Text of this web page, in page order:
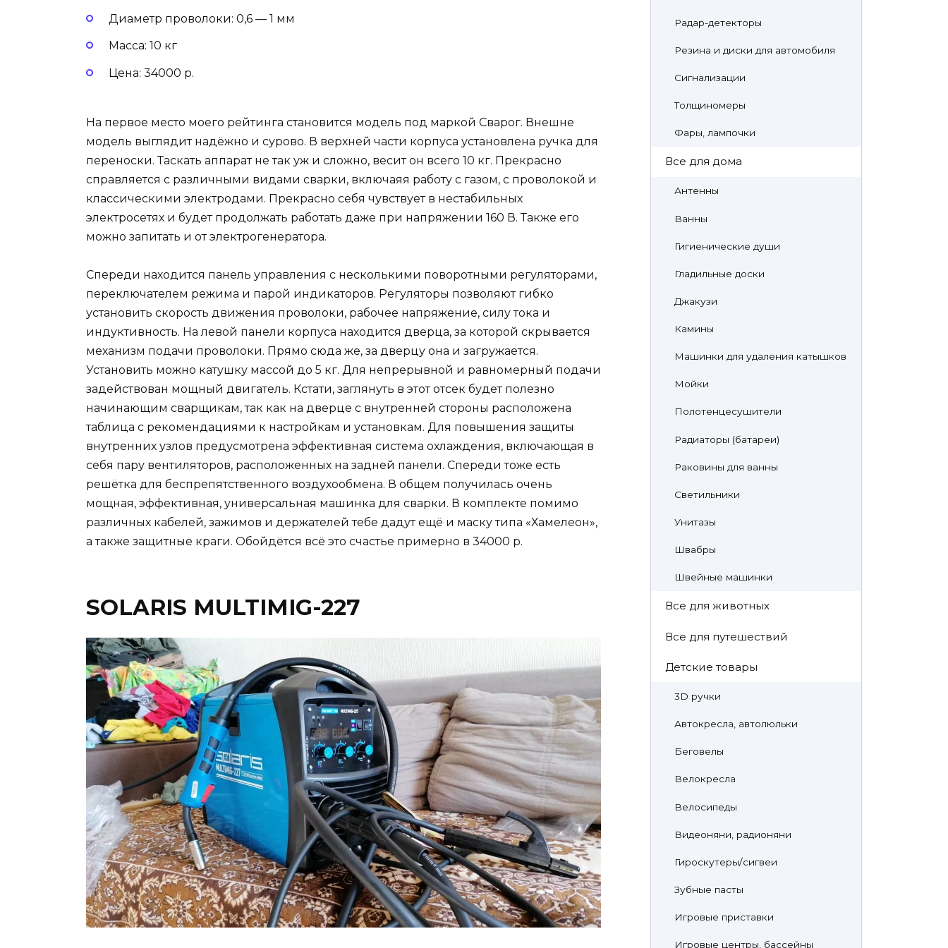
Диаметр проволоки: 0,6 — 1 мм
Масса: 10 кг
Цена: 34000 р.
На первое место моего рейтинга становится модель под маркой Сварог. Внешне
модель выглядит надёжно и сурово. В верхней части корпуса установлена ручка для
переноски. Таскать аппарат не так уж и сложно, весит он всего 10 кг. Прекрасно
справляется с различными видами сварки, включаяя работу с газом, с проволокой и
классическими электродами. Прекрасно себя чувствует в нестабильных
электросетях и будет продолжать работать даже при напряжении 160 В. Также его
можно запитать и от электрогенератора.
Спереди находится панель управления с несколькими поворотными регуляторами,
переключателем режима и парой индикаторов. Регуляторы позволяют гибко
установить скорость движения проволоки, рабочее напряжение, силу тока и
индуктивность. На левой панели корпуса находится дверца, за которой скрывается
механизм подачи проволоки. Прямо сюда же, за дверцу она и загружается.
Установить можно катушку массой до 5 кг. Для непрерывной и равномерный подачи
задействован мощный двигатель. Кстати, заглянуть в этот отсек будет полезно
начинающим сварщикам, так как на дверце с внутренней стороны расположена
таблица с рекомендациями к настройкам и установкам. Для повышения защиты
внутренних узлов предусмотрена эффективная система охлаждения, включающая в
себя пару вентиляторов, расположенных на задней панели. Спереди тоже есть
решётка для беспрепятственного воздухообмена. В общем получилась очень
мощная, эффективная, универсальная машинка для сварки. В комплекте помимо
различных кабелей, зажимов и держателей тебе дадут ещё и маску типа «Хамелеон»,
а также защитные краги. Обойдётся всё это счастье примерно в 34000 р.
SOLARIS MULTIMIG-227
Радар-детекторы
Резина и диски для автомобиля
Сигнализации
Толщиномеры
Фары, лампочки
Все для дома
Антенны
Ванны
Гигиенические души
Гладильные доски
Джакузи
Камины
Машинки для удаления катышков
Мойки
Полотенцесушители
Радиаторы (батареи)
Раковины для ванны
Светильники
Унитазы
Швабры
Швейные машинки
Все для животных
Все для путешествий
Детские товары
3D ручки
Автокресла, автолюльки
Беговелы
Велокресла
Велосипеды
Видеоняни, радионяни
Гироскутеры/сигвеи
Зубные пасты
Игровые приставки
Игровые центры, бассейны